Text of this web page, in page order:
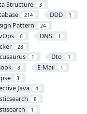
Structure 3
214 DDD 1
Pattern 24
6 DNS 1
28
1 Dto 1
8 E-Mail 1
3
Java 4
8
1